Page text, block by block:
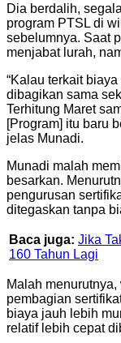
Dia berdalih,
program PTSL di
sebelumnya. Saat
menjabat lurah,
“Kalau terkait
dibagikan sama
Terhitung Maret
[Program] itu baru
jelas Munadi.
Munadi malah
besarkan.
pengurusan
ditegaskan tanpa
Baca juga: Jika
160 Tahun Lagi
Malah
pembagian
biaya jauh lebih
relatif lebih cepat